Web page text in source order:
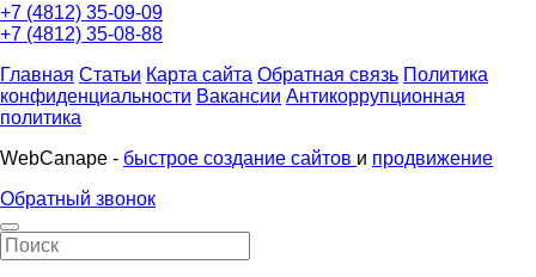
+7 (4812) 35-09-09
+7 (4812) 35-08-88
Главная Статьи Карта сайта Обратная связь Политика
конфиденциальности Вакансии Антикоррупционная
политика
WebCanape - быстрое создание сайтов и продвижение
Обратный звонок